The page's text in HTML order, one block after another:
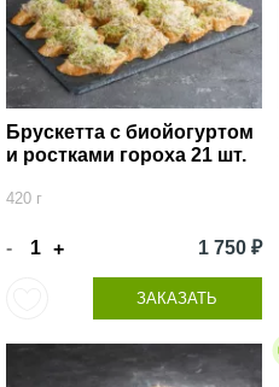
Брускетта с биойогуртом
и ростками гороха 21 шт.
420 г
- + 1 750 ₽
ЗАКАЗАТЬ